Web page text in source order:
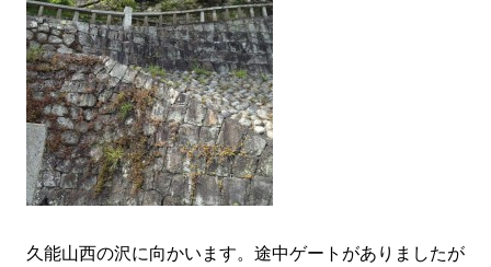
久能山西の沢に向かいます。途中ゲートがありましたが